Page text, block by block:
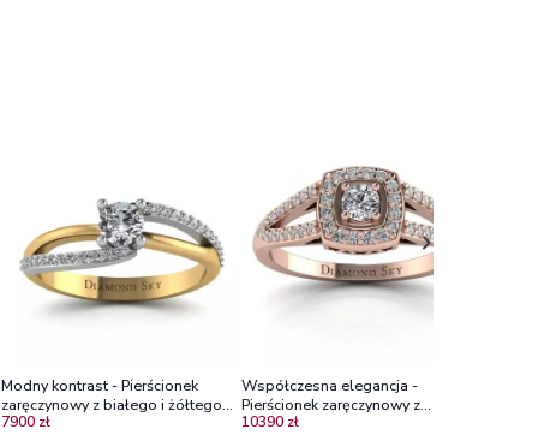
Modny kontrast - Pierścionek
zaręczynowy z białego i żółtego
złota z brylantami
7900 zł
Współczesna elegancja -
Pierścionek zaręczynowy z
różowego złota z diamentami
10390 zł